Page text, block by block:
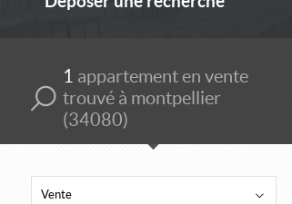
1 appartement en vente
trouvé à montpellier
(34080)
Vente